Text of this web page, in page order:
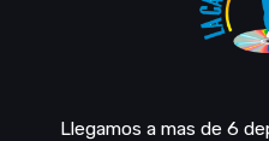
Llegamos a mas de 6